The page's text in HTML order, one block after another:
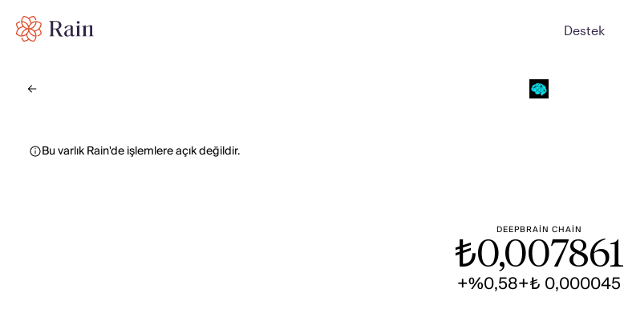
Destek
Bu varlık Rain'de işlemlere açık değildir.
DEEPBRAIN CHAIN
₺0,007861
+%0,58+₺ 0,000045